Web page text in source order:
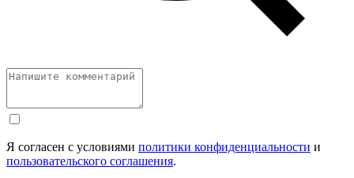
Я согласен с условиями политики конфиденциальности и
пользовательского соглашения.